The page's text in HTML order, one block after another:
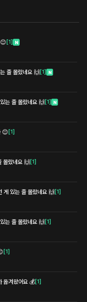
[1] N
줄 몰랐네요 🙌 [1] N
는 줄 몰랐네요 🙌 [1] N
😊 [1]
몰랐네요 🙌 [1]
게 있는 줄 몰랐네요 🙌 [1]
는 줄 몰랐네요 🙌 [1]
[1]
옮겨왔어요 💰[1]